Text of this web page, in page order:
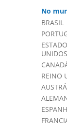
No
BRASIL
REINO